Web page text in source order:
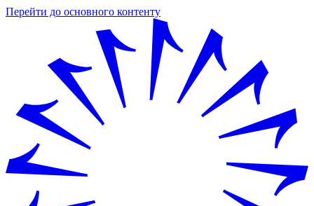
Перейти до основного контенту